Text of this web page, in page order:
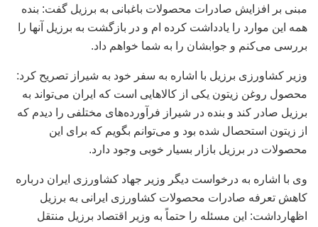
مبنی بر افزایش صادرات محصولات باغبانی به برزیل گفت: بنده
همه این موارد را یادداشت کرده ام و در بازگشت به برزیل آنها را
بررسی می‌کنم و جوابشان را به شما خواهم داد.
وزیر کشاورزی برزیل با اشاره به سفر خود به شیراز تصریح کرد:
محصول روغن زیتون یکی از کالاهایی است که ایران می‌تواند به
برزیل صادر کند و بنده در شیراز فرآورده‌های مختلفی را دیدم که
از زیتون استحصال شده بود و می‌توانم بگویم که برای این
محصولات در برزیل بازار بسیار خوبی وجود دارد.
وی با اشاره به درخواست دیگر وزیر جهاد کشاورزی ایران درباره
کاهش تعرفه صادرات محصولات کشاورزی ایرانی به برزیل
اظهارداشت: این مسئله را حتماً به وزیر اقتصاد برزیل منتقل